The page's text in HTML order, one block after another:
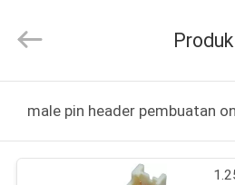
PRODUK
Reserved.
Produk
male pin header pembuatan